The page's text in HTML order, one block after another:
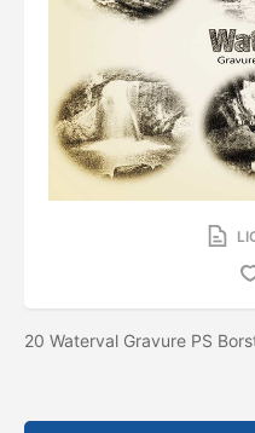
20 Waterval Gravure PS